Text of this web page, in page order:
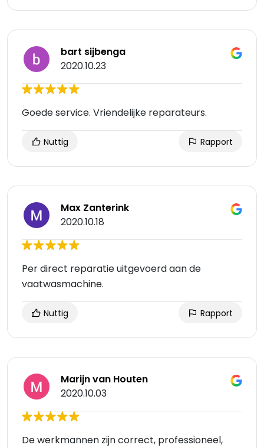
bart sijbenga
2020.10.23
Goede service. Vriendelijke reparateurs.
Nuttig Rapport
Max Zanterink
2020.10.18
Per direct reparatie uitgevoerd aan de
vaatwasmachine.
Nuttig Rapport
Marijn van Houten
2020.10.03
De werkmannen zijn correct, professioneel,